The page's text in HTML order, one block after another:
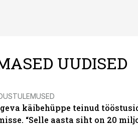
UUDISED
käibehüppe teinud
“Selle aasta siht on 20